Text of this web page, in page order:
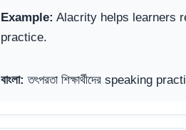
Example: Alacrity helps learners
practice.
বাংলা: তৎপরতা শিক্ষার্থীদের speaking